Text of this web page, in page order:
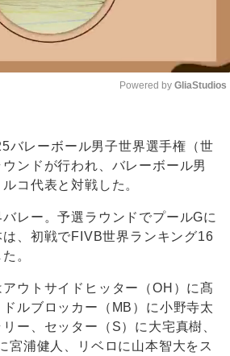
Powered by GliaStudios
レーボール男子世界選手権（世
ンドが行われ、バレーボール男
コ代表と対戦した。
レー。予選ラウンドでプールGに
、初戦でFIVB世界ランキング16
。
ウトサイドヒッター（OH）に髙
ルブロッカー（MB）に小野寺太
ー、セッター（S）に大宅真樹、
宮浦健人、リベロに山本智大をス